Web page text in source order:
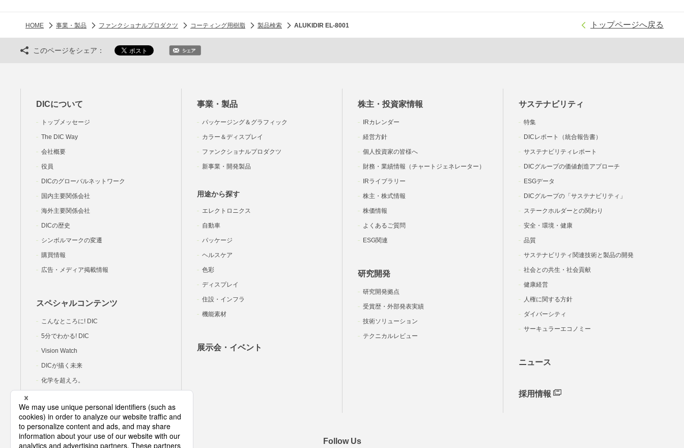
HOME 事業・製品 ファンクショナルプロダクツ コーティング用樹脂 製品検索 ALUKIDIR EL-8001 トップページへ戻る
このページをシェア：
DICについて
トップメッセージ
The DIC Way
会社概要
役員
DICのグローバルネットワーク
国内主要関係会社
海外主要関係会社
DICの歴史
シンボルマークの変遷
購買情報
広告・メディア掲載情報
スペシャルコンテンツ
こんなところに! DIC
5分でわかる! DIC
Vision Watch
DICが描く未来
化学を超えろ。
事業・製品
パッケージング＆グラフィック
カラー＆ディスプレイ
ファンクショナルプロダクツ
新事業・開発製品
用途から探す
エレクトロニクス
自動車
パッケージ
ヘルスケア
色彩
ディスプレイ
住設・インフラ
機能素材
展示会・イベント
株主・投資家情報
IRカレンダー
経営方針
個人投資家の皆様へ
財務・業績情報（チャートジェネレーター）
IRライブラリー
株主・株式情報
株価情報
よくあるご質問
ESG関連
研究開発
研究開発拠点
受賞歴・外部発表実績
技術ソリューション
テクニカルレビュー
サステナビリティ
特集
DICレポート（統合報告書）
サステナビリティレポート
DICグループの価値創造アプローチ
ESGデータ
DICグループの「サステナビリティ」
ステークホルダーとの関わり
安全・環境・健康
品質
サステナビリティ関連技術と製品の開発
社会との共生・社会貢献
健康経営
人権に関する方針
ダイバーシティ
サーキュラーエコノミー
ニュース
採用情報
Follow Us